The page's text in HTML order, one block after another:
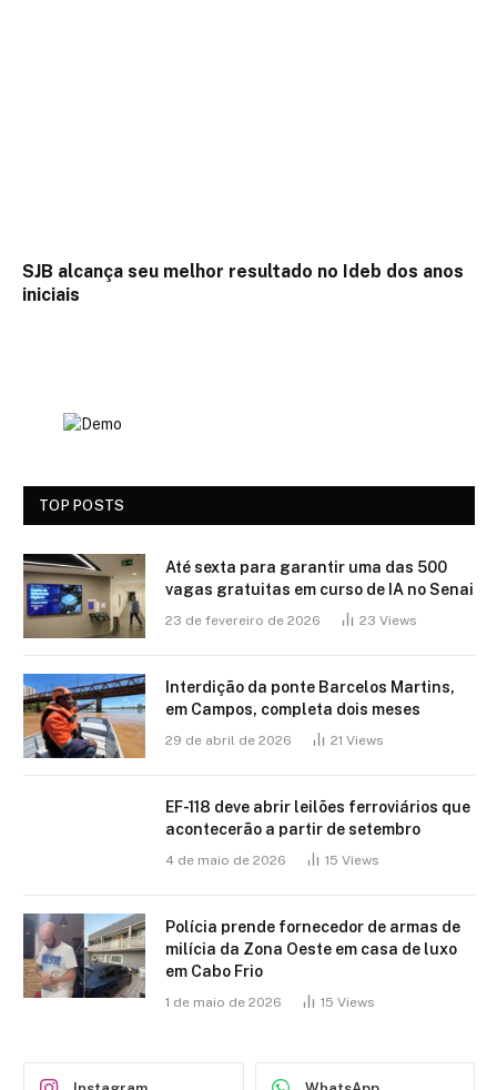
SJB alcança seu melhor resultado no Ideb dos anos
iniciais
TOP POSTS
Até sexta para garantir uma das 500
vagas gratuitas em curso de IA no Senai
23 de fevereiro de 2026 23 Views
Interdição da ponte Barcelos Martins,
em Campos, completa dois meses
29 de abril de 2026 21 Views
EF-118 deve abrir leilões ferroviários que
acontecerão a partir de setembro
4 de maio de 2026 15 Views
Polícia prende fornecedor de armas de
milícia da Zona Oeste em casa de luxo
em Cabo Frio
1 de maio de 2026 15 Views